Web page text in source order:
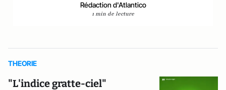
Rédaction d'Atlantico
1 min de lecture
THEORIE
"L'indice gratte-ciel"